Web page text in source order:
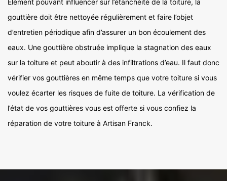
Élément pouvant influencer sur l’étanchéité de la toiture, la
gouttière doit être nettoyée régulièrement et faire l’objet
d’entretien périodique afin d’assurer un bon écoulement des
eaux. Une gouttière obstruée implique la stagnation des eaux
sur la toiture et peut aboutir à des infiltrations d’eau. Il faut donc
vérifier vos gouttières en même temps que votre toiture si vous
voulez écarter les risques de fuite de toiture. La vérification de
l’état de vos gouttières vous est offerte si vous confiez la
réparation de votre toiture à Artisan Franck.